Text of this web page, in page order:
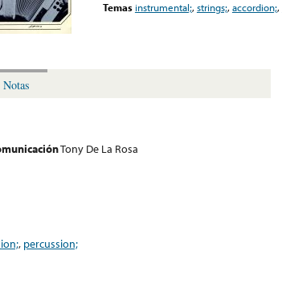
Temas instrumental;,strings;,accordion;,
Notas
Tony De La Rosa
, percussion;